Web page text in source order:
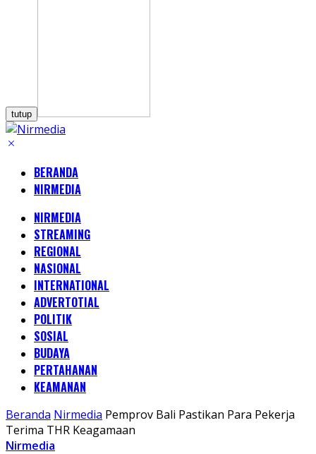
tutup
BERANDA
NIRMEDIA
NIRMEDIA
STREAMING
REGIONAL
NASIONAL
INTERNATIONAL
ADVERTOTIAL
POLITIK
SOSIAL
BUDAYA
PERTAHANAN
KEAMANAN
Beranda Nirmedia Pemprov Bali Pastikan Para Pekerja
Terima THR Keagamaan
Nirmedia